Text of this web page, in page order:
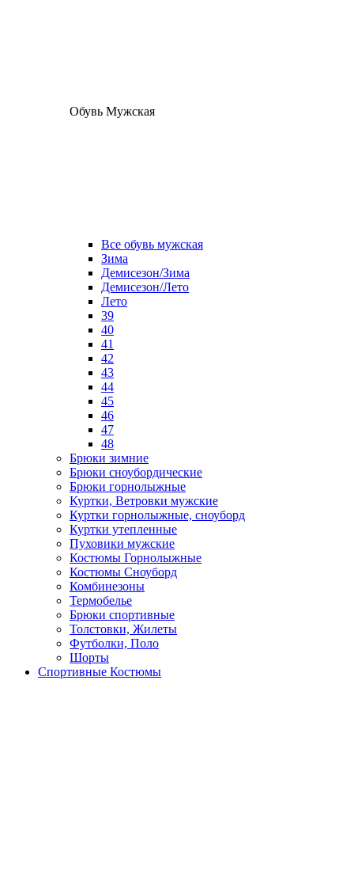
Обувь Мужская
Все обувь мужская
Зима
Демисезон/Зима
Демисезон/Лето
Лето
39
40
41
42
43
44
45
46
47
48
Брюки зимние
Брюки сноубордические
Брюки горнолыжные
Куртки, Ветровки мужские
Куртки горнолыжные, сноуборд
Куртки утепленные
Пуховики мужские
Костюмы Горнолыжные
Костюмы Сноуборд
Комбинезоны
Термобелье
Брюки спортивные
Толстовки, Жилеты
Футболки, Поло
Шорты
Спортивные Костюмы